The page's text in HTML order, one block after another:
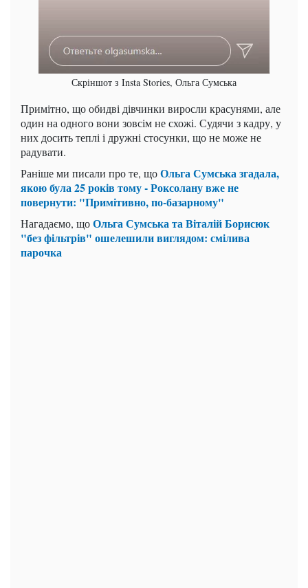
Скріншот з Insta Stories, Ольга Сумська
Примітно, що обидві дівчинки виросли красунями, але
один на одного вони зовсім не схожі. Судячи з кадру, у
них досить теплі і дружні стосунки, що не може не
радувати.
Раніше ми писали про те, щоОльга Сумська згадала,
якою була 25 років тому - Роксолану вже не
повернути: "Примітивно, по-базарному"
Нагадаємо, щоОльга Сумська та Віталій Борисюк
"без фільтрів" ошелешили виглядом: смілива
парочка